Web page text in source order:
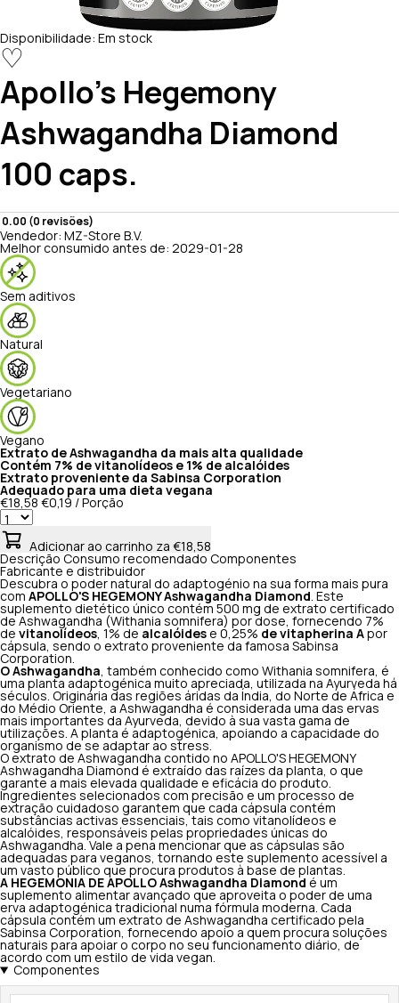
Disponibilidade: Em stock
♡
Apollo's Hegemony
Ashwagandha Diamond
100 caps.
0.00 (0 revisões)
Vendedor: MZ-Store B.V.
Melhor consumido antes de: 2029-01-28
Sem aditivos
Natural
Vegetariano
Vegano
Extrato de Ashwagandha da mais alta qualidade
Contém 7% de vitanolídeos e 1% de alcalóides
Extrato proveniente da Sabinsa Corporation
Adequado para uma dieta vegana
€18,58 €0,19 / Porção
Adicionar ao carrinho za €18,58
Descrição Consumo recomendado Componentes
Fabricante e distribuidor
Descubra o poder natural do adaptogénio na sua forma mais pura
com APOLLO'S HEGEMONY Ashwagandha Diamond
. Este
suplemento dietético único contém 500 mg de extrato certificado
de Ashwagandha (Withania somnifera) por dose, fornecendo 7%
de vitanolídeos , 1% de alcalóides e 0,25% de vitapherina A por
cápsula, sendo o extrato proveniente da famosa Sabinsa
Corporation.
O Ashwagandha , também conhecido como Withania somnifera, é
uma planta adaptogénica muito apreciada, utilizada na Ayurveda há
séculos. Originária das regiões áridas da Índia, do Norte de África e
do Médio Oriente, a Ashwagandha é considerada uma das ervas
mais importantes da Ayurveda, devido à sua vasta gama de
utilizações. A planta é adaptogénica, apoiando a capacidade do
organismo de se adaptar ao stress.
O extrato de Ashwagandha contido no APOLLO'S HEGEMONY
Ashwagandha Diamond é extraído das raízes da planta, o que
garante a mais elevada qualidade e eficácia do produto.
Ingredientes selecionados com precisão e um processo de
extração cuidadoso garantem que cada cápsula contém
substâncias activas essenciais, tais como vitanolídeos e
alcalóides, responsáveis pelas propriedades únicas do
Ashwagandha. Vale a pena mencionar que as cápsulas são
adequadas para veganos, tornando este suplemento acessível a
um vasto público que procura produtos à base de plantas.
A HEGEMONIA DE APOLLO Ashwagandha Diamond é um
suplemento alimentar avançado que aproveita o poder de uma
erva adaptogénica tradicional numa fórmula moderna. Cada
cápsula contém um extrato de Ashwagandha certificado pela
Sabinsa Corporation, fornecendo apoio a quem procura soluções
naturais para apoiar o corpo no seu funcionamento diário, de
acordo com um estilo de vida vegan.
Componentes